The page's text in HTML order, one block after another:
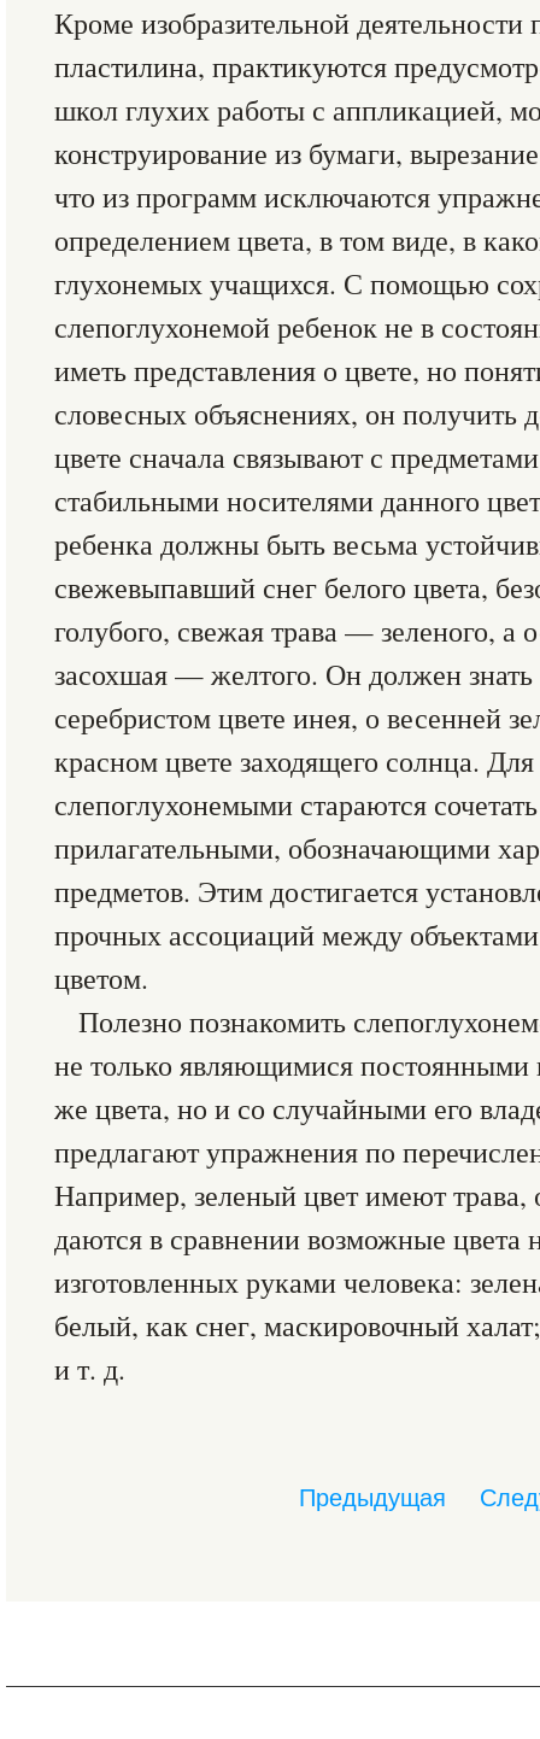
Кроме изобразительной деятельности
пластилина, практикуются
школ глухих работы с аппликацией,
конструирование из бумаги,
что из программ исключаются
определением цвета, в том виде, в
глухонемых учащихся. С помощью
слепоглухонемой ребенок не в
иметь представления о цвете, но
словесных объяснениях, он получить
цвете сначала связывают с
стабильными носителями данного
ребенка должны быть весьма
свежевыпавший снег белого цвета,
голубого, свежая трава — зеленого, а
засохшая — желтого. Он должен
серебристом цвете инея, о весенней
красном цвете заходящего солнца.
слепоглухонемыми стараются
прилагательными, обозначающими
предметов. Этим достигается
прочных ассоциаций между
цветом.
Полезно познакомить
не только являющимися постоянными
же цвета, но и со случайными его
предлагают упражнения по
Например, зеленый цвет имеют трава,
даются в сравнении возможные цвета
изготовленных руками человека:
белый, как снег, маскировочный
и т. д.
Предыдущая